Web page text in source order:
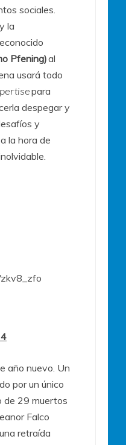
sociales.
la
Pfening)al
usará todo
para
despegar y
y
la hora de
año nuevo. Un
por un único
de 29 muertos
Falco
retraída